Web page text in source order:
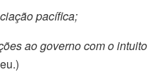
pacífica;
ao governo com o intuito